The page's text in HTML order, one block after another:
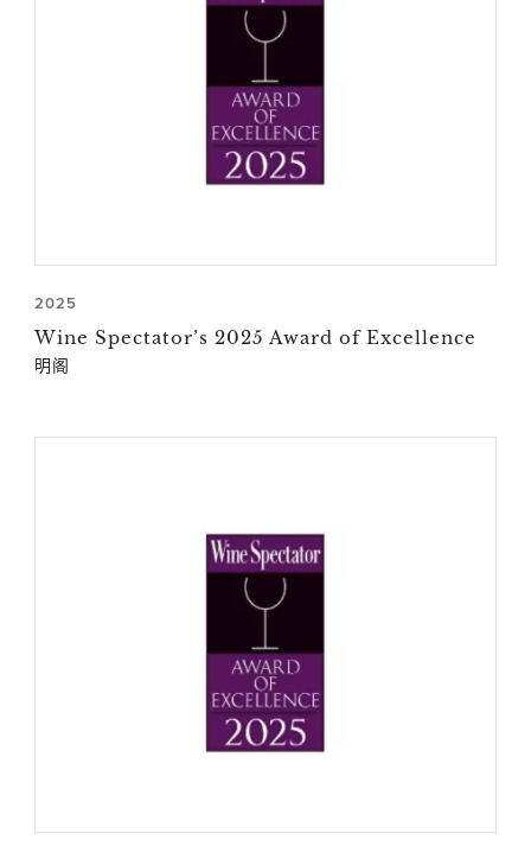
2025
Wine Spectator’s 2025 Award of Excellence
明阁